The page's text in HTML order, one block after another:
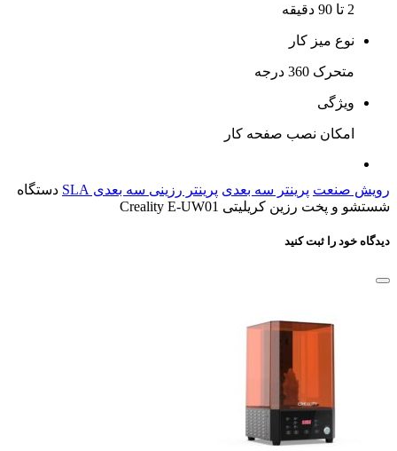
2 تا 90 دقیقه
نوع میز کار
متحرک 360 درجه
ویژگی
امکان نصب صفحه کار
رویش صنعت پرینتر سه بعدی پرینتر رزینی سه بعدی SLA
دستگاه
شستشو و پخت رزین کریلیتی Creality E-UW01
دیدگاه خود را ثبت کنید